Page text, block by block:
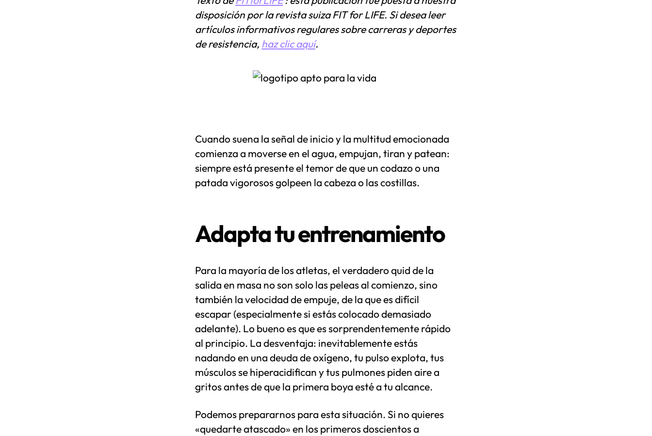
disposición por la revista suiza FIT for LIFE. Si desea leer
artículos informativos regulares sobre carreras y deportes
de resistencia, haz clic aquí.
Cuando suena la señal de inicio y la multitud emocionada
comienza a moverse en el agua, empujan, tiran y patean:
siempre está presente el temor de que un codazo o una
patada vigorosos golpeen la cabeza o las costillas.
Adapta tu entrenamiento
Para la mayoría de los atletas, el verdadero quid de la
salida en masa no son solo las peleas al comienzo, sino
también la velocidad de empuje, de la que es difícil
escapar (especialmente si estás colocado demasiado
adelante). Lo bueno es que es sorprendentemente rápido
al principio. La desventaja: inevitablemente estás
nadando en una deuda de oxígeno, tu pulso explota, tus
músculos se hiperacidifican y tus pulmones piden aire a
gritos antes de que la primera boya esté a tu alcance.
Podemos prepararnos para esta situación. Si no quieres
«quedarte atascado» en los primeros doscientos a